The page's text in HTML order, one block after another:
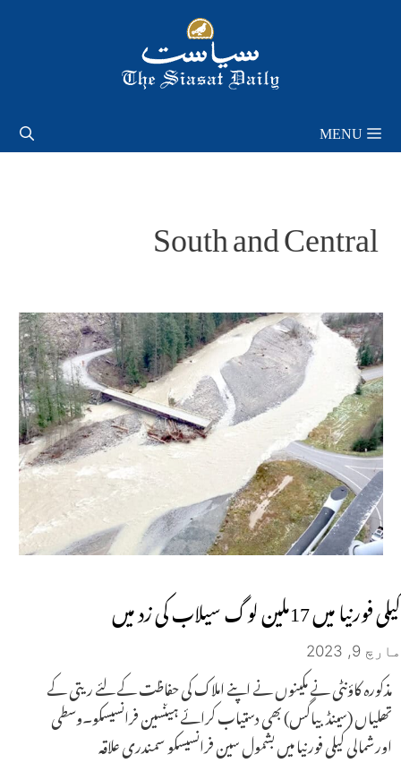
MENU
South and Central
کیلی فورنیا میں 17ملین لوگ سیلاب کی زد میں
مارچ 9, 2023
مذکورہ کاؤنٹی نے مکینوں نے اپنے املاک کی حفاظت کے لئے ریتی کے
تھلیاں (سینڈ بیاگس) بھی دستیاب کرائے ہیںسین فرانسیسکو۔وسطی
اورشمالی کیلی فورنیا میں بشمول سین فرانسیسکو سمندری علاقہ